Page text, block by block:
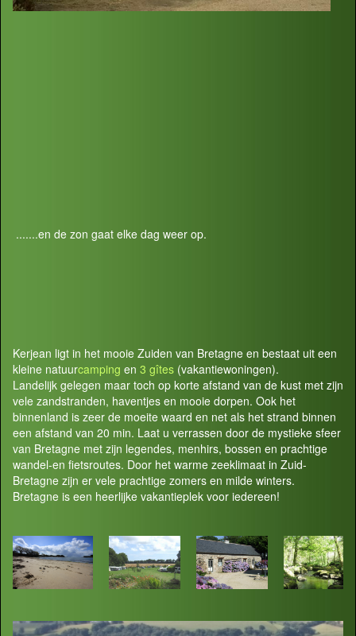
.......en de zon gaat elke dag weer op.
Kerjean ligt in het mooie Zuiden van Bretagne en bestaat uit een
kleine natuurcamping en 3 gîtes (vakantiewoningen).
Landelijk gelegen maar toch op korte afstand van de kust met zijn
vele zandstranden, haventjes en mooie dorpen. Ook het
binnenland is zeer de moeite waard en net als het strand binnen
een afstand van 20 min. Laat u verrassen door de mystieke sfeer
van Bretagne met zijn legendes, menhirs, bossen en prachtige
wandel-en fietsroutes. Door het warme zeeklimaat in Zuid-
Bretagne zijn er vele prachtige zomers en milde winters.
Bretagne is een heerlijke vakantieplek voor iedereen!